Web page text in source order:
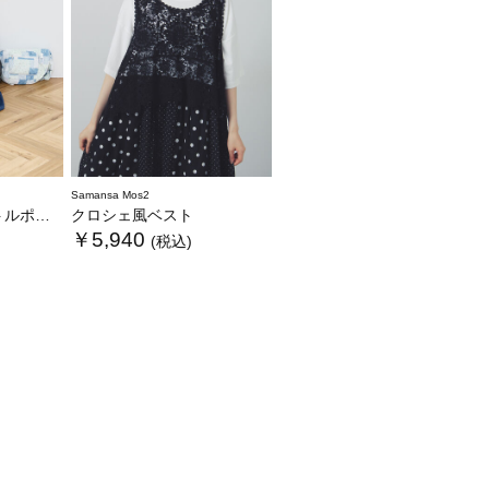
リルbag
Samansa Mos2
クロシェ風ベスト
￥5,940 (税込)